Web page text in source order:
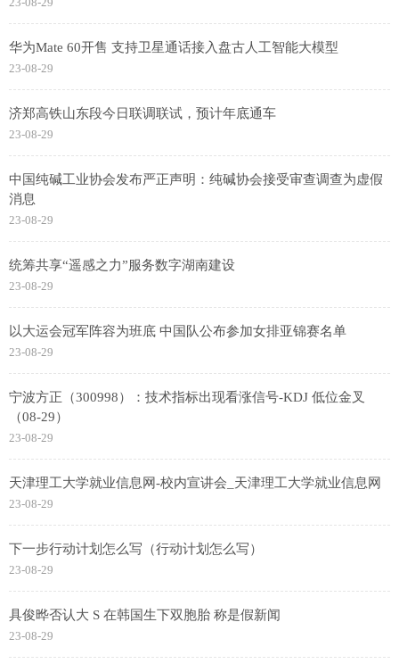
华为Mate 60开售 支持卫星通话接入盘古人工智能大模型
23-08-29
济郑高铁山东段今日联调联试，预计年底通车
23-08-29
中国纯碱工业协会发布严正声明：纯碱协会接受审查调查为虚假
消息
23-08-29
统筹共享“遥感之力”服务数字湖南建设
23-08-29
以大运会冠军阵容为班底 中国队公布参加女排亚锦赛名单
23-08-29
宁波方正（300998）：技术指标出现看涨信号-KDJ 低位金叉
（08-29）
23-08-29
天津理工大学就业信息网-校内宣讲会_天津理工大学就业信息网
23-08-29
下一步行动计划怎么写（行动计划怎么写）
23-08-29
具俊晔否认大 S 在韩国生下双胞胎 称是假新闻
23-08-29